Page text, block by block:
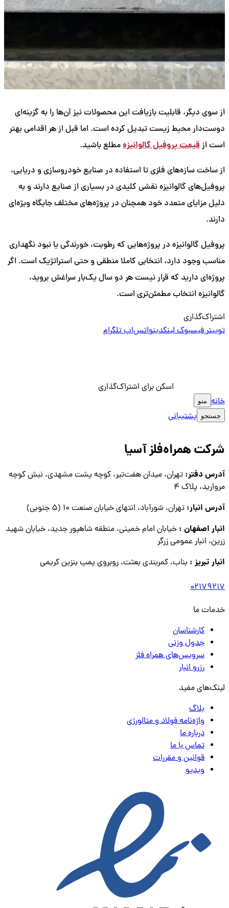
از سوی دیگر، قابلیت بازیافت این محصولات نیز آن‌ها را به گزینه‌ای
دوست‌دار محیط زیست تبدیل کرده است. اما قبل از هر اقدامی بهتر
است ازقیمت پروفیل گالوانیزهمطلع باشید.
از ساخت سازه‌های فلزی تا استفاده در صنایع خودروسازی و دریایی،
پروفیل‌های گالوانیزه نقشی کلیدی در بسیاری از صنایع دارند و به
دلیل مزایای متعدد خود همچنان در پروژه‌های مختلف جایگاه ویژه‌ای
دارند.
پروفیل گالوانیزه در پروژه‌هایی که رطوبت، خورندگی یا نبود نگهداری
مناسب وجود دارد، انتخابی کاملا منطقی و حتی استراتژیک است. اگر
پروژه‌ای دارید که قرار نیست هر دو سال یک‌بار سراغش بروید،
گالوانیزه انتخاب مطمئن‌تری است.
اشتراک‌گذاری
توییترفیسبوکلینکدینواتس‌اپتلگرام
اسکن برای اشتراک‌گذاری
خانه منو
جستجو پشتیبانی
شرکت همراه‌فلز آسیا
آدرس دفتر: تهران، میدان هفت‌تیر، کوچه پشت مشهدی، نبش کوچه
مروارید، پلاک ۴
آدرس انبار: تهران، شورآباد، انتهای خیابان صنعت ۱۰ (۵ جنوبی)
انبار اصفهان : خیابان امام خمینی، منطقه شاهپور جدید، خیابان شهید
زرین، انبار عمومی زرگر
انبار تبریز : بناب، کمربندی بعثت، روبروی پمپ بنزین کریمی
02179217
خدمات ما
کارشناسان
جدول وزنی
سرویس‌های همراه فلز
رزرو انبار
لینک‌های مفید
بلاگ
واژه‌نامه فولاد و متالورژی
درباره ما
تماس با ما
قوانین و مقررات
ویدیو